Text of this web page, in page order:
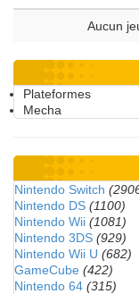
Aucun
Plateformes
Mecha
Nintendo Switch
Nintendo DS (1100)
Nintendo Wii (1081)
Nintendo 3DS (929)
Nintendo Wii U (682)
GameCube (422)
Nintendo 64 (315)